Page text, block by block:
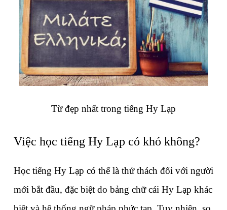
Từ đẹp nhất trong tiếng Hy Lạp
Việc học tiếng Hy Lạp có khó không?
Học tiếng Hy Lạp có thể là thử thách đối với người
mới bắt đầu, đặc biệt do bảng chữ cái Hy Lạp khác